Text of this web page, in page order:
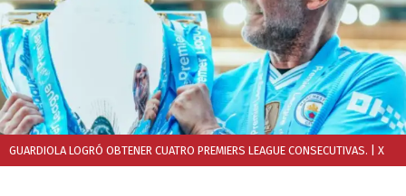
GUARDIOLA LOGRÓ OBTENER CUATRO PREMIERS LEAGUE CONSECUTIVAS. | X